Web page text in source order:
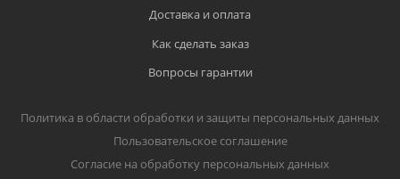
Доставка и оплата
Как сделать заказ
Вопросы гарантии
Политика в области обработки и защиты персональных данных
Пользовательское соглашение
Согласие на обработку персональных данных